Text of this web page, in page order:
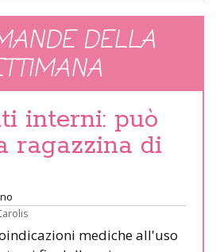
DELLA
interni: può
ragazzina di
mediche all'uso